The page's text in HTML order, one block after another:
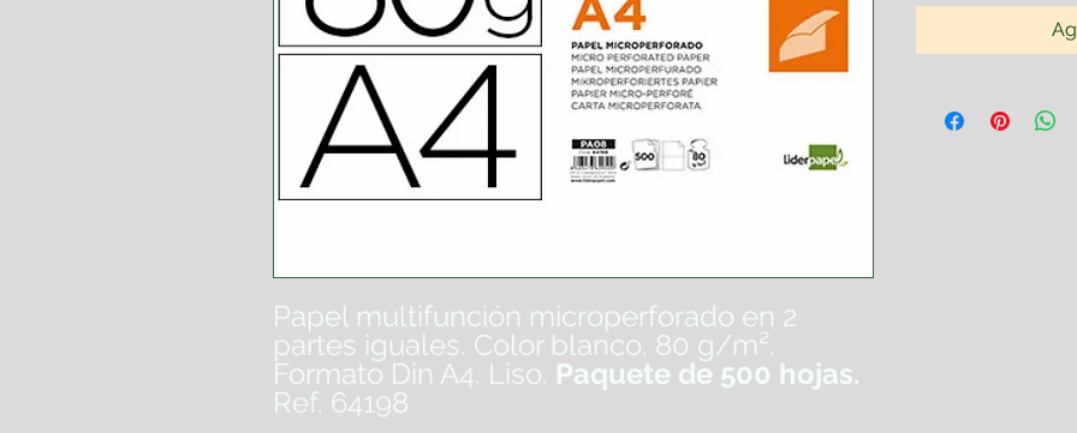
Papel multifunción microperforado en 2
partes iguales. Color blanco. 80 g/m².
Formato Din A4. Liso. Paquete de 500 hojas.
Ref. 64198